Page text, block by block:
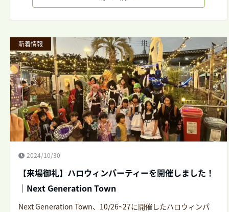
新着情報
2024/10/30
【来場御礼】ハロウィンパーティーを開催しました！
｜Next Generation Town
Next Generation Town、10/26~27に開催したハロウィンパ